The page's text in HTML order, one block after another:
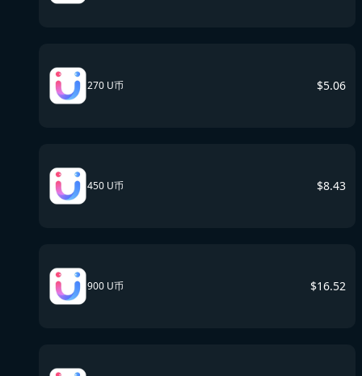
270 U币 $5.06
450 U币 $8.43
900 U币 $16.52